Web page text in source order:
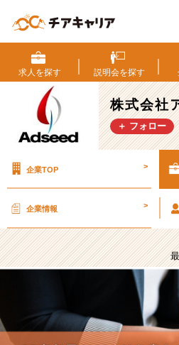
式
会
社
ア
ド
シ
採
人
コ
ー
求人を探す 説明会を探す
株式会社
＋ フォロー
企業TOP >
企業情報 >